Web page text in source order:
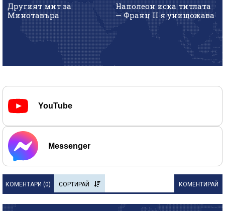
Другият мит за
Минотавъра
Наполеон иска титлата
— Франц II я унищожава
YouTube
Messenger
КОМЕНТАРИ (0) СОРТИРАЙ КОМЕНТИРАЙ